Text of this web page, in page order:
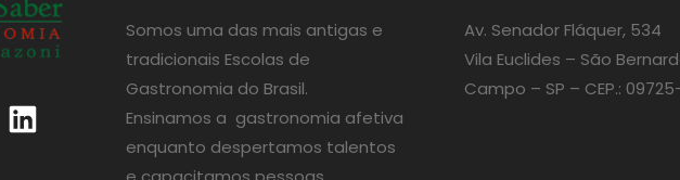
Somos uma das mais antigas e
tradicionais Escolas de
Gastronomia do Brasil.
Ensinamos a gastronomia afetiva
enquanto despertamos talentos
Av. Senador Fláquer, 534
Vila Euclides – São
Campo – SP – CEP.: